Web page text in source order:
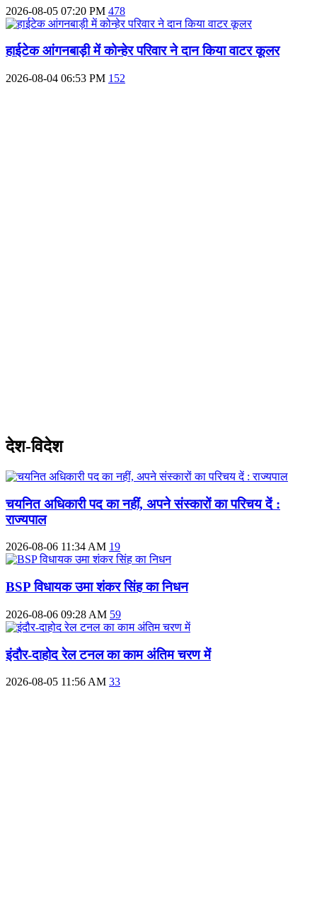
2026-08-05 07:20 PM 478
हाईटेक आंगनबाड़ी में कोन्हेर परिवार ने दान किया वाटर कूलर
2026-08-04 06:53 PM 152
देश-विदेश
चयनित अधिकारी पद का नहीं, अपने संस्कारों का परिचय दें :
राज्यपाल
2026-08-06 11:34 AM 19
BSP विधायक उमा शंकर सिंह का निधन
2026-08-06 09:28 AM 59
इंदौर-दाहोद रेल टनल का काम अंतिम चरण में
2026-08-05 11:56 AM 33